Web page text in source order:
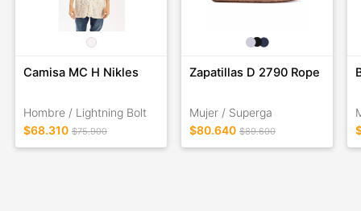
Camisa MC H Nikles
Hombre / Lightning Bolt
$68.310 $75.900
Zapatillas D 2790 Rope
Mujer / Superga
$80.640 $89.600